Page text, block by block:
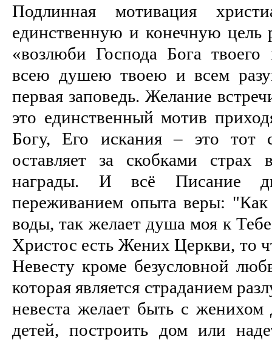
Подлинная мотивация
единственную и конечную цель
«возлюби Господа Бога
всею душею твоею и всем
первая заповедь. Желание
это единственный мотив
Богу, Его искания – это тот
оставляет за скобками страх
награды. И всё Писание
переживанием опыта веры:
воды, так желает душа моя к
Христос есть Жених Церкви, то
Невесту кроме безусловной
которая является страданием
невеста желает быть с женихом
детей, построить дом или